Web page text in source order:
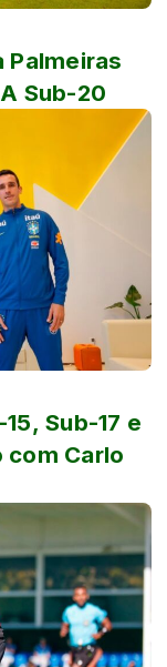
Palmeiras
Sub-20
Sub-17 e
Carlo